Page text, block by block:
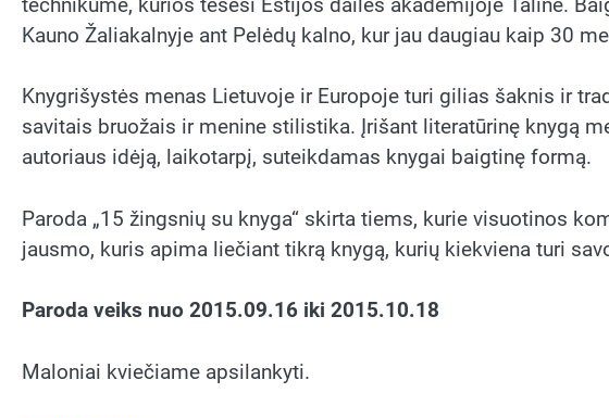
Kauno Žaliakalnyje ant Pelėdų kalno, kur jau daugiau kaip 30
Knygrišystės menas Lietuvoje ir Europoje turi gilias šaknis ir
savitais bruožais ir menine stilistika. Įrišant literatūrinę knygą
autoriaus idėją, laikotarpį, suteikdamas knygai baigtinę formą.
Paroda „15 žingsnių su knyga“ skirta tiems, kurie visuotinos
jausmo, kuris apima liečiant tikrą knygą, kurių kiekviena turi
Paroda veiks nuo 2015.09.16 iki 2015.10.18
Maloniai kviečiame apsilankyti.